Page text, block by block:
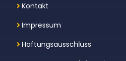
Kontakt
Impressum
Haftungsausschluss